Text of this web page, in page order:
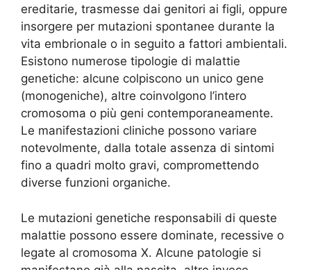
ereditarie, trasmesse dai genitori ai figli, oppure
insorgere per mutazioni spontanee durante la
vita embrionale o in seguito a fattori ambientali.
Esistono numerose tipologie di malattie
genetiche: alcune colpiscono un unico gene
(monogeniche), altre coinvolgono l’intero
cromosoma o più geni contemporaneamente.
Le manifestazioni cliniche possono variare
notevolmente, dalla totale assenza di sintomi
fino a quadri molto gravi, compromettendo
diverse funzioni organiche.
Le mutazioni genetiche responsabili di queste
malattie possono essere dominate, recessive o
legate al cromosoma X. Alcune patologie si